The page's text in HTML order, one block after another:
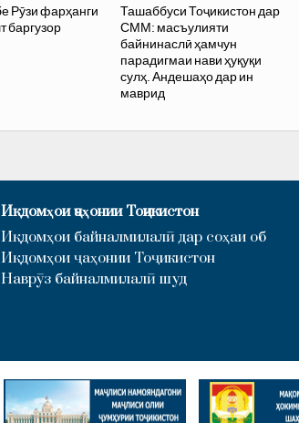
Рӯзи фарҳанги
баргузор
Ташаббуси Тоҷикистон дар
СММ: масъулияти
байнинаслӣ ҳамчун
парадигмаи нави ҳуқуқи
сулҳ. Андешаҳо дар ин
маврид
Иқдомҳои ҷаҳонии Тоҷикистон
Иқдомҳои байналмилалӣ дар соҳаи об
Иқдомҳои ҷаҳонии Тоҷикистон
Наврӯз байналмилалӣ шуд